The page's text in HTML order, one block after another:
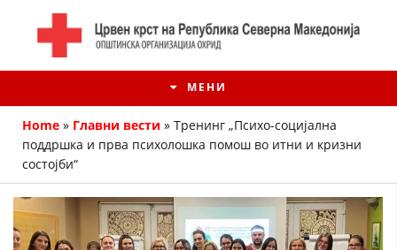
МЕНИ
Home » Главни вести » Tренинг „Психо-социјална
поддршка и прва психолошка помош во итни и кризни
состојби“